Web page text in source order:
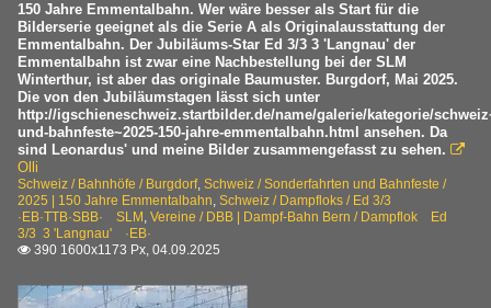
Dampfloks
E 3/3 ·JBL·JS·SBB·RVT·von Roll· SLM Typ JBL/JS
Eb 2/4 ·JS·SBB· Maschinenfabrik Esslingen
Ed 3/3 ·EB·TTB·SBB· SLM
E-Loks | ältere Bauarten und Rangierloks
Be 4/4 ·BT·BTB·EB·EBT·SMB·
2020
2025
150 Jahre Emmentalbahn. Wer wäre besser als Start für die
Bilderserie geeignet als die Serie A als Originalausstattung der
Emmentalbahn. Der Jubiläums-Star Ed 3/3 3 'Langnau' der
Emmentalbahn ist zwar eine Nachbestellung bei der SLM
Winterthur, ist aber das originale Baumuster. Burgdorf, Mai 2025.
Die von den Jubiläumstagen lässt sich unter
http://igschieneschweiz.startbilder.de/name/galerie/kategorie/
und-bahnfeste~2025-150-jahre-emmentalbahn.html ansehen. Da
sind Leonardus' und meine Bilder zusammengefasst zu sehen. 
Olli
Schweiz / Bahnhöfe / Burgdorf, Schweiz / Sonderfahrten und Bahnfeste /
2025 | 150 Jahre Emmentalbahn, Schweiz / Dampfloks / Ed 3/3
·EB·TTB·SBB· SLM , Vereine / DBB | Dampf-Bahn Bern / Dampflok Ed
3/3 3 'Langnau' ·EB·
 390 1600x1173 Px, 04.09.2025